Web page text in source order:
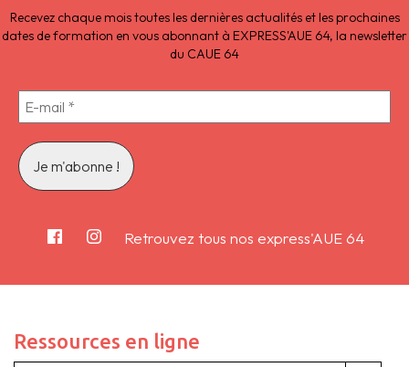
Recevez chaque mois toutes les dernières actualités et les prochaines
dates de formation en vous abonnant à EXPRESS'AUE 64, la newsletter
du CAUE 64
Retrouvez tous nos express'AUE 64
Ressources en ligne